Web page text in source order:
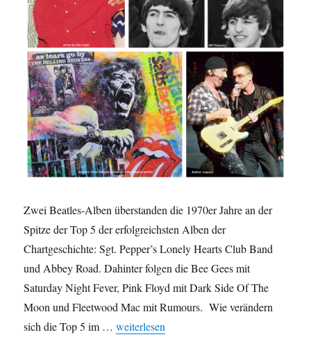
Zwei Beatles-Alben überstanden die 1970er Jahre an der
Spitze der Top 5 der erfolgreichsten Alben der
Chartgeschichte: Sgt. Pepper’s Lonely Hearts Club Band
und Abbey Road. Dahinter folgen die Bee Gees mit
Saturday Night Fever, Pink Floyd mit Dark Side Of The
Moon und Fleetwood Mac mit Rumours. Wie verändern
sich die Top 5 im …„Chart-Geschichte: Erfolgreichste Alben
weiterlesen